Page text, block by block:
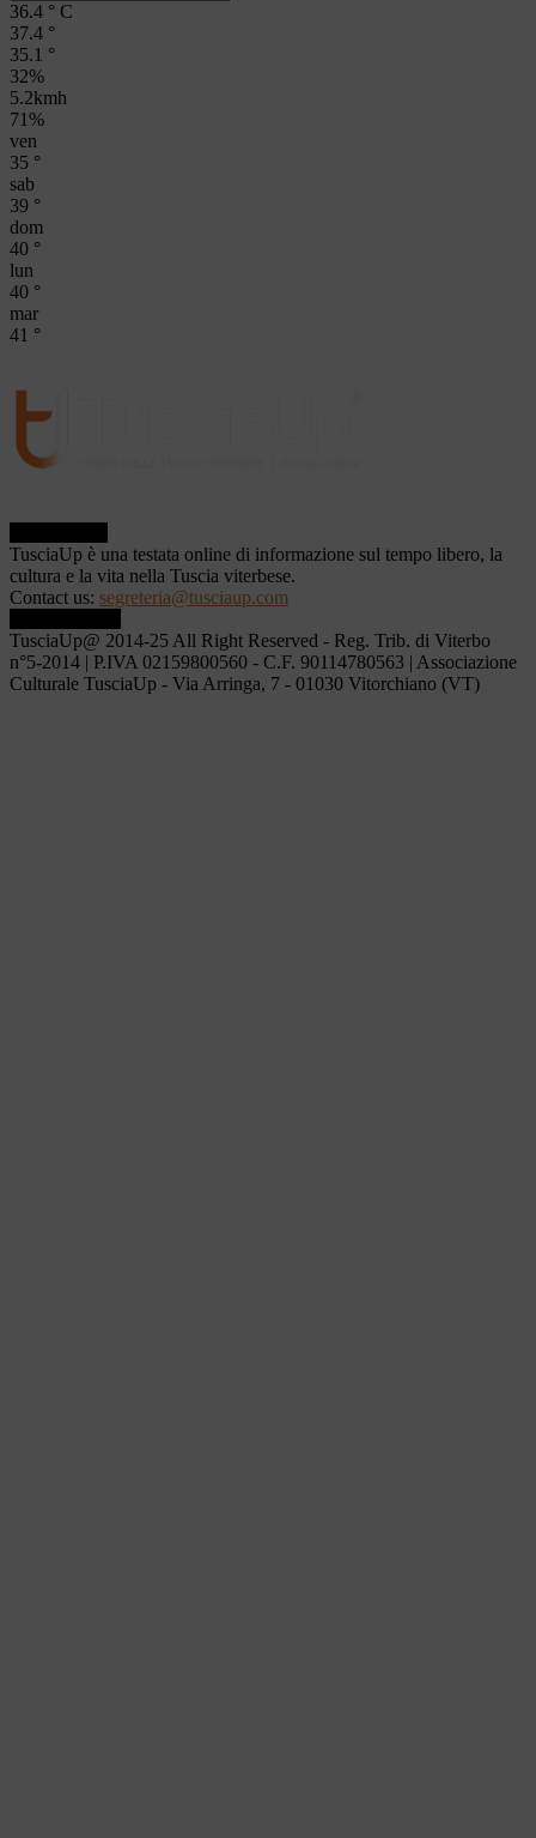
36.4 ° C
37.4 °
35.1 °
32%
5.2kmh
71%
ven
35 °
sab
39 °
dom
40 °
lun
40 °
mar
41 °
TusciaUp è una testata online di informazione sul tempo libero, la
cultura e la vita nella Tuscia viterbese.
Contact us: segreteria@tusciaup.com
TusciaUp@ 2014-25 All Right Reserved - Reg. Trib. di Viterbo
n°5-2014 | P.IVA 02159800560 - C.F. 90114780563 | Associazione
Culturale TusciaUp - Via Arringa, 7 - 01030 Vitorchiano (VT)